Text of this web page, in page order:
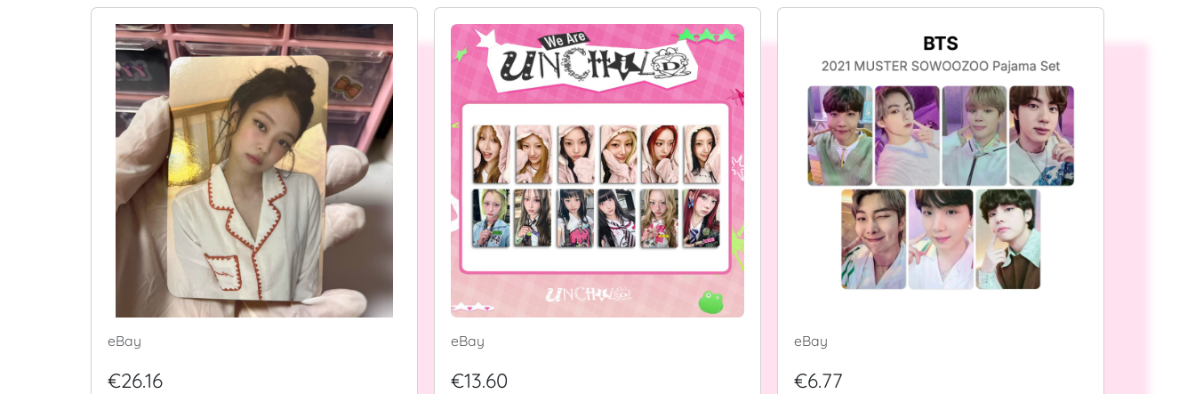
eBay
€26.16
eBay
€13.60
eBay
€6.77